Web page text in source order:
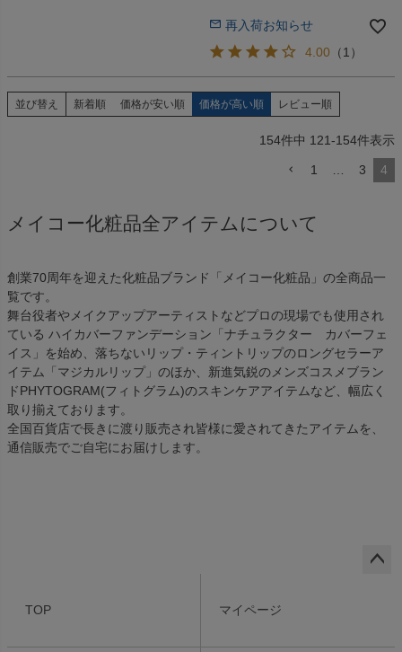
再入荷お知らせ
4.00 （1 ）
並び替え 新着順 価格が安い順 価格が高い順 レビュー順
154件中 121-154件表示
1 3 4
メイコー化粧品全アイテムについて
創業70周年を迎えた化粧品ブランド「メイコー化粧品」の全商品一
覧です。
舞台役者やメイクアップアーティストなどプロの現場でも使用され
ている ハイカバーファンデーション「ナチュラクター カバーフェ
イス」を始め、落ちないリップ・ティントリップのロングセラーア
イテム「マジカルリップ」のほか、新進気鋭のメンズコスメブラン
ドPHYTOGRAM(フィトグラム)のスキンケアアイテムなど、幅広く
取り揃えております。
全国百貨店で長きに渡り販売され皆様に愛されてきたアイテムを、
通信販売でご自宅にお届けします。
TOP マイページ